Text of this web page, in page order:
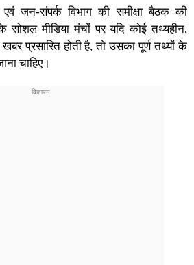
जन-संपर्क विभाग की समीक्षा बैठक की
सोशल मीडिया मंचों पर यदि कोई तथ्यहीन,
प्रसारित होती है, तो उसका पूर्ण तथ्यों के
चाहिए।